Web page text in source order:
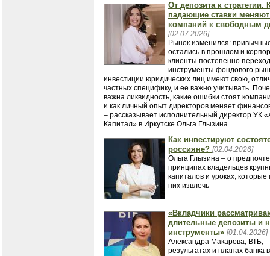
От депозита к стратегии.
падающие ставки
компаний к свободным
[02.07.2026]
Рынок изменился:
остались в прошлом и
клиенты постепенно
инструменты фондового
инвестиции юридических лиц имеют свою,
частных специфику, и ее важно учитывать.
важна ликвидность, какие ошибки стоят
и как личный опыт директоров меняет
– рассказывает исполнительный директор УК
Капитал» в Иркутске Ольга Глызина.
Как инвестируют
россияне? [02.04.2026]
Ольга Глызина – о
принципах владельцев
капиталов и уроках,
них извлечь
«Вкладчики
длительные депозиты и
инструменты» [01.04.2026]
Александра Макарова, ВТБ,
результатах и планах банка